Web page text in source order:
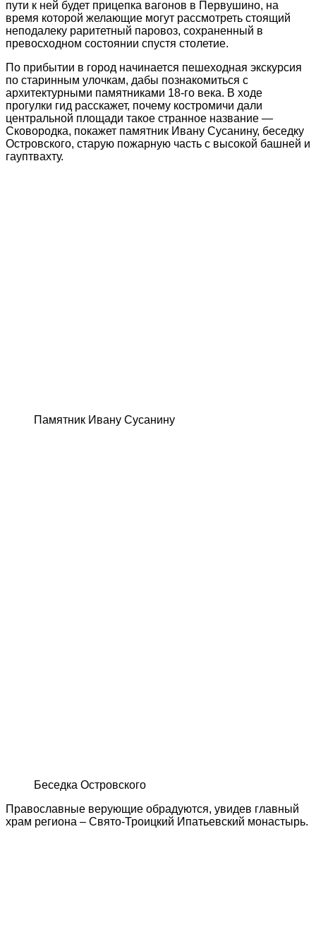
пути к ней будет прицепка вагонов в Первушино, на
время которой желающие могут рассмотреть стоящий
неподалеку раритетный паровоз, сохраненный в
превосходном состоянии спустя столетие.
По прибытии в город начинается пешеходная экскурсия
по старинным улочкам, дабы познакомиться с
архитектурными памятниками 18-го века. В ходе
прогулки гид расскажет, почему костромичи дали
центральной площади такое странное название —
Сковородка, покажет памятник Ивану Сусанину, беседку
Островского, старую пожарную часть с высокой башней и
гауптвахту.
Памятник Ивану Сусанину
Беседка Островского
Православные верующие обрадуются, увидев главный
храм региона – Свято-Троицкий Ипатьевский монастырь.